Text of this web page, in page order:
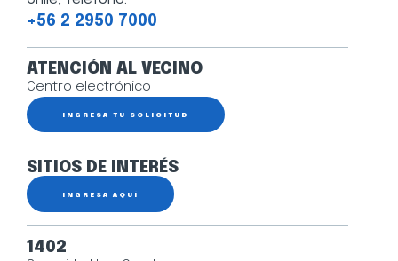
+56 2 2950 7000
ATENCIÓN AL VECINO
Centro electrónico
INGRESA TU SOLICITUD
SITIOS DE INTERÉS
INGRESA AQUÍ
1402